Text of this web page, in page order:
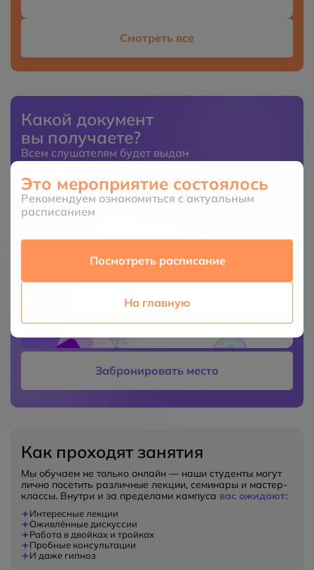
Смотреть все
Какой документ
вы получаете?
Всем слушателям будет выдан
Забронировать место
Как проходят занятия
Мы обучаем не только онлайн — наши студенты могут
лично посетить различные лекции, семинары и мастер-
классы. Внутри и за пределами кампуса вас ожидают:
Интересные лекции
Оживлённые дискуссии
Работа в двойках и тройках
Пробные консультации
И даже гипноз
Это мероприятие состоялось
Рекомендуем ознакомиться с актуальным
расписанием
Посмотреть расписание
На главную